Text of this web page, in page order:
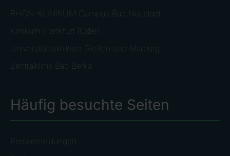
RHÖN-KLINIKUM Campus Bad Neustadt
Klinikum Frankfurt (Oder)
Universitätsklinikum Gießen und Marburg
Zentralklinik Bad Berka
Häufig besuchte Seiten
Pressemeldungen